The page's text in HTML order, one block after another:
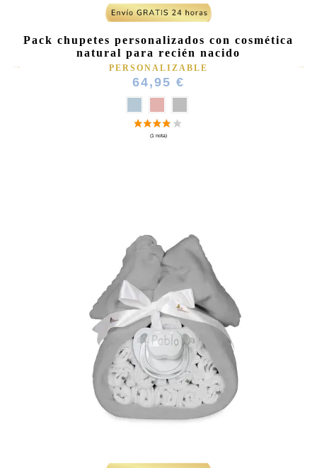
Pack chupetes personalizados con cosmética
natural para recién nacido
PERSONALIZABLE
64,95 €